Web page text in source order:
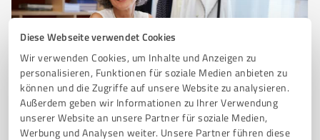
Diese Webseite verwendet Cookies
Wir verwenden Cookies, um Inhalte und Anzeigen zu
personalisieren, Funktionen für soziale Medien anbieten zu
können und die Zugriffe auf unsere Website zu analysieren.
Außerdem geben wir Informationen zu Ihrer Verwendung
unserer Website an unsere Partner für soziale Medien,
Werbung und Analysen weiter. Unsere Partner führen diese
Sie möchten auch hier gelistet werden?
Registrieren Sie sich jetzt und werden Sie ein von
Kunden empfohlener ProvenExpert!